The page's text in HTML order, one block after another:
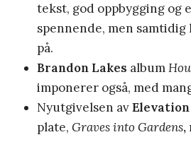
tekst, god oppbygging og
spennende, men samtidig
på.
Brandon Lakes album
imponerer også, med
Nyutgivelsen av
plate, Graves into Gardens,